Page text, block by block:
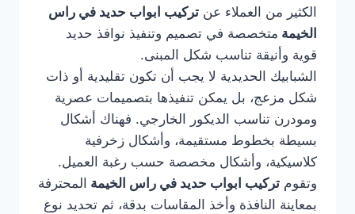
الكثير من العملاء عن تركيب ابواب حديد في راس
الخيمة متخصصة في تصميم وتنفيذ نوافذ حديد
قوية وأنيقة تناسب شكل المبنى.
الشبابيك الحديدية لا يجب أن تكون تقليدية أو ذات
شكل مزعج، بل يمكن تنفيذها بتصميمات عصرية
ومودرن تناسب الديكور الخارجي. فهناك أشكال
بسيطة بخطوط مستقيمة، وأشكال زخرفية
كلاسيكية، وأشكال مخصصة حسب رغبة العميل.
وتقوم تركيب ابواب حديد في راس الخيمة المحترفة
بمعاينة النافذة وأخذ المقاسات بدقة، ثم تحديد نوع